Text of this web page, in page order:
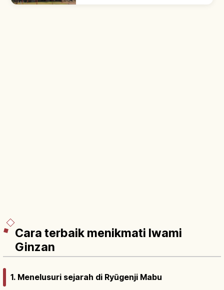
Cara terbaik menikmati Iwami
Ginzan
1. Menelusuri sejarah di Ryūgenji Mabu